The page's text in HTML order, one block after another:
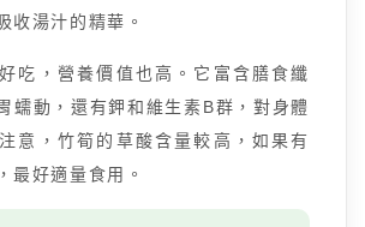
收湯汁的精華。
吃，營養價值也高。它富含膳食纖
蠕動，還有鉀和維生素B群，對身體
意，竹筍的草酸含量較高，如果有
最好適量食用。